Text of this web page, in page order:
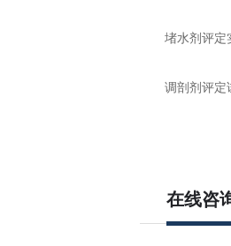
堵水剂评定实
调剖剂评定试
在线咨